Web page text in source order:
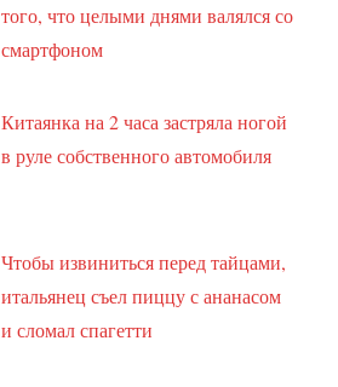
того, что целыми днями валялся со
смартфоном
Китаянка на 2 часа застряла ногой
в руле собственного автомобиля
Чтобы извиниться перед тайцами,
итальянец съел пиццу с ананасом
и сломал спагетти